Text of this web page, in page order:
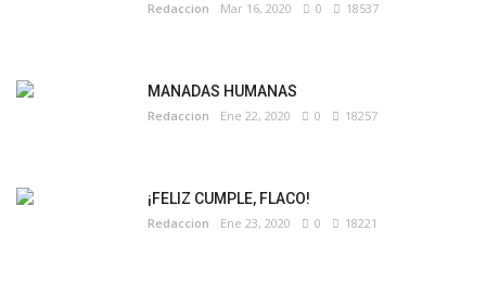
Redaccion Mar 16, 2020 0 18537
MANADAS HUMANAS
Redaccion Ene 22, 2020 0 18257
¡FELIZ CUMPLE, FLACO!
Redaccion Ene 23, 2020 0 18221